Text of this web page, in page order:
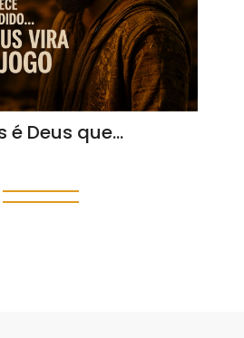
é Deus que…